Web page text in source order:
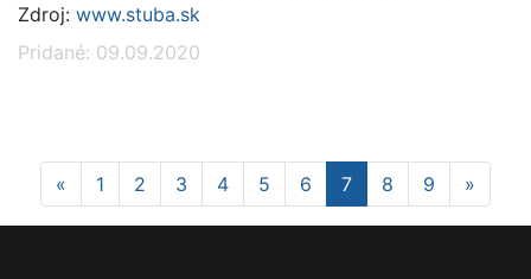
Zdroj: www.stuba.sk
Pridané: 09.09.2020
« Previous
1 2 3 4 5 6 7 8 9 »